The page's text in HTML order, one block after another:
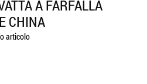
A FARFALLA
CHINA
articolo